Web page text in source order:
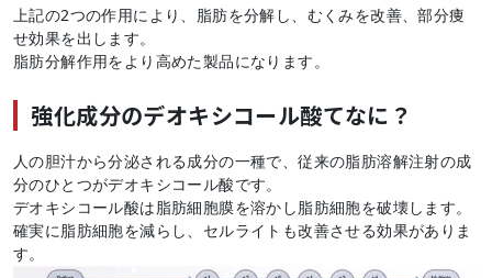
上記の2つの作用により、脂肪を分解し、むくみを改善、部分痩
せ効果を出します。
脂肪分解作用をより高めた製品になります。
強化成分のデオキシコール酸てなに？
人の胆汁から分泌される成分の一種で、従来の脂肪溶解注射の成
分のひとつがデオキシコール酸です。
デオキシコール酸は脂肪細胞膜を溶かし脂肪細胞を破壊します。
確実に脂肪細胞を減らし、セルライトも改善させる効果がありま
す。